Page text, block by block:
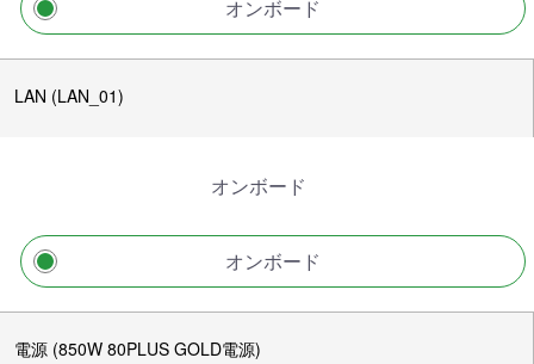
オンボード
LAN (LAN_01)
オンボード
オンボード
電源 (850W 80PLUS GOLD電源)